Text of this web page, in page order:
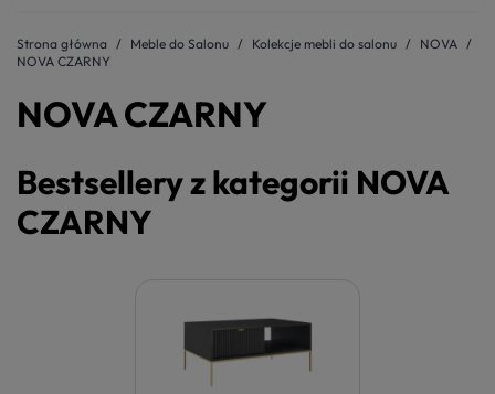
Strona główna Meble do Salonu Kolekcje mebli do salonu
NOVA
NOVA CZARNY
NOVA CZARNY
Bestsellery z kategorii NOVA
CZARNY